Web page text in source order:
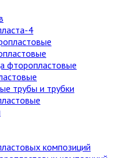
4
фторопластовые
трубы и трубки
композиций